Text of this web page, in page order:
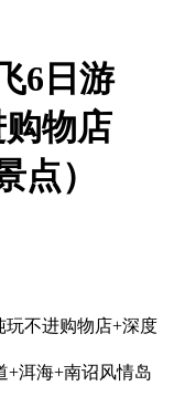
6日游
购物店
点）
玩不进购物店+深度
+洱海+南诏风情岛